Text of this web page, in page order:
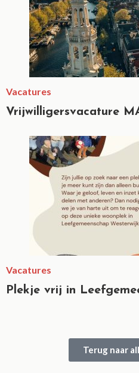
Vacatures
Vrijwilligersvacature
Vacatures
Plekje vrij in
Terug naar